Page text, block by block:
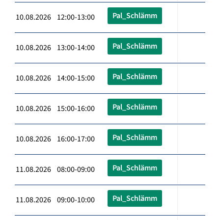
10.08.2026 12:00-13:00 Pal_Schlämm
10.08.2026 13:00-14:00 Pal_Schlämm
10.08.2026 14:00-15:00 Pal_Schlämm
10.08.2026 15:00-16:00 Pal_Schlämm
10.08.2026 16:00-17:00 Pal_Schlämm
11.08.2026 08:00-09:00 Pal_Schlämm
11.08.2026 09:00-10:00 Pal_Schlämm